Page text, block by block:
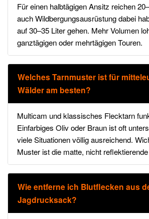
Für einen halbtägigen Ansitz reichen
auch Wildbergungsausrüstung dabei
auf 30–35 Liter gehen. Mehr Volumen
ganztägigen oder mehrtägigen Touren.
Welches Tarnmuster ist für
Wälder am besten?
Multicam und klassisches Flecktarn
Einfarbiges Oliv oder Braun ist oft
viele Situationen völlig ausreichend.
Muster ist die matte, nicht
Wie entferne ich Blutflecken aus
Jagdrucksack?